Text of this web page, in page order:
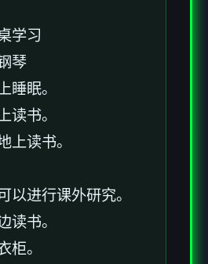
学习
琴
睡眠。
读书。
上读书。
以进行课外研究。
读书。
柜。